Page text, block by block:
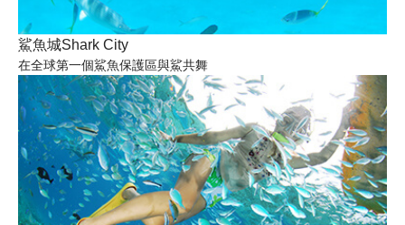
鯊魚城Shark City
在全球第一個鯊魚保護區與鯊共舞